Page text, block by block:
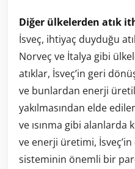
Diğer ülkelerden atık
İsveç, ihtiyaç duyduğu
Norveç ve İtalya gibi
atıklar, İsveç’in geri
ve bunlardan enerji
yakılmasından elde
ve ısınma gibi alanlarda
ve enerji üretimi,
sisteminin önemli bir